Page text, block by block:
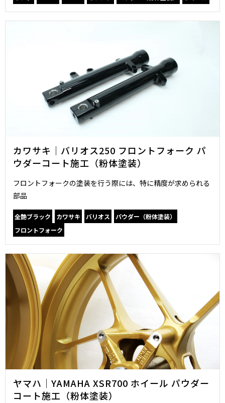
カワサキ｜バリオス250 フロントフォーク パ
ウダーコート施工（粉体塗装）
フロントフォークの塗装を行う際には、特に精度が求められる
部品
全艶ブラック カワサキ バリオス
パウダー（粉体塗装）
フロントフォーク
ヤマハ｜YAMAHA XSR700 ホイール パウダー
コート施工（粉体塗装）